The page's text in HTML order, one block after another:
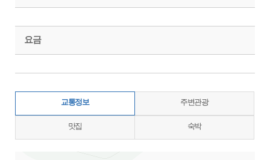
요금
교통정보 주변관광
맛집 숙박